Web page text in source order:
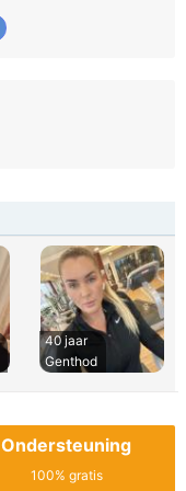
40 jaar
Genthod
Ondersteuning
100% gratis